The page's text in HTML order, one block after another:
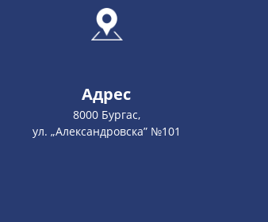
Адрес
8000 Бургас,
ул. „Александровска” №101